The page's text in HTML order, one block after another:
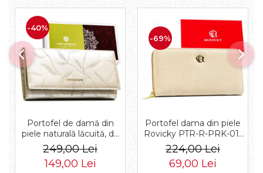
-40%
Portofel de damă din
piele naturală lăcuită, de
culoare bej, cu închidere
cu capsă - Peterson
249,00 Lei
149,00 Lei
-69%
Portofel dama din piele
Rovicky PTR-R-PRK-01-
F19-2757 BE
224,00 Lei
69,00 Lei